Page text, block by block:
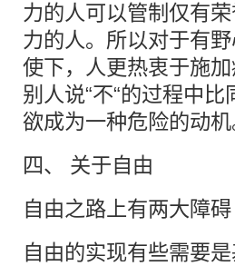
力的人可以管制仅有
力的人。所以对于有
使下，人更热衷于施
别人说“不“的过程中
欲成为一种危险的动机
四、 关于自由
自由之路上有两大障
自由的实现有些需要